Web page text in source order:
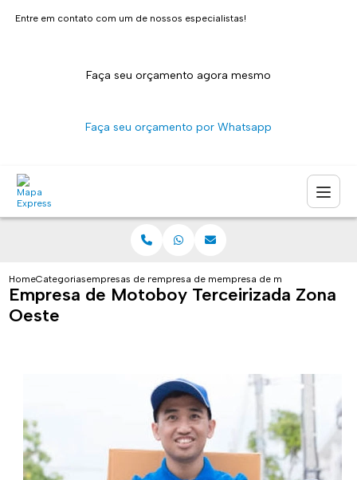
Entre em contato com um de nossos especialistas!
Faça seu orçamento agora mesmo
Faça seu orçamento por Whatsapp
HomeCategoriasempresas de motoboyempresa de motoboyempresa de motoboy
Empresa de Motoboy Terceirizada Zona
Oeste